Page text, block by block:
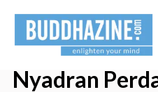
Nyadran